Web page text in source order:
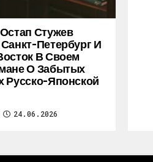
Стужев
Петербург И
В Своем
О Забытых
Русско-Японской
24.06.2026